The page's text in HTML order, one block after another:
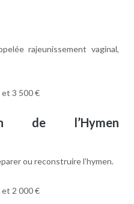
rajeunissement vaginal,
et 3 500 €
de l’Hymen
ou reconstruire l’hymen.
et 2 000 €